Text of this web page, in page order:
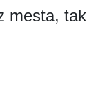
mesta,